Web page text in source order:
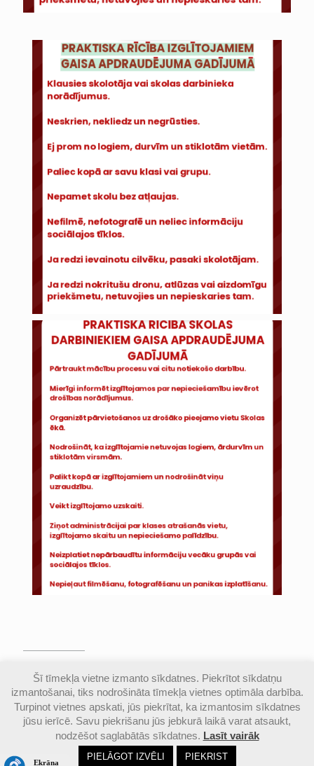
© Valmieras Gaujas krasta vidusskola | Visas
autortiesības aizsargātas |Piekļūstamības
paziņojums
Šī tīmekļa vietne izmanto sīkdatnes. Piekrītot sīkdatņu
izmantošanai, tiks nodrošināta tīmekļa vietnes optimāla darbība.
Turpinot vietnes apskati, jūs piekrītat, ka izmantosim sīkdatnes
jūsu ierīcē. Savu piekrišanu jūs jebkurā laikā varat atsaukt,
nodzēšot saglabātās sīkdatnes. Lasīt vairāk
PIELĀGOT IZVĒLI PIEKRIST
Email Google